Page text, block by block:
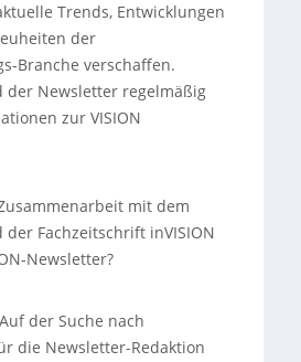
Trends, Entwicklungen
der
Branche verschaffen.
der Newsletter regelmäßig
zur VISION
mit dem
der Fachzeitschrift inVISION
Newsletter?
der Suche nach
die Newsletter-Redaktion